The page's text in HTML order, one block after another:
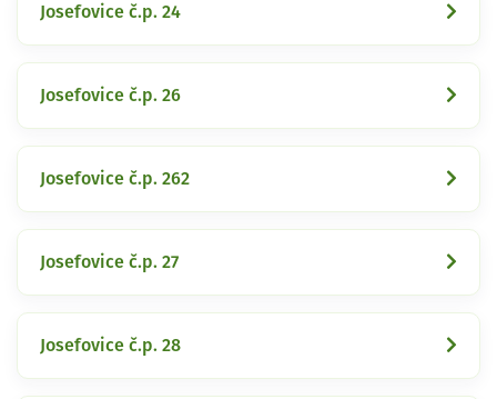
Josefovice č.p. 24
Josefovice č.p. 26
Josefovice č.p. 262
Josefovice č.p. 27
Josefovice č.p. 28